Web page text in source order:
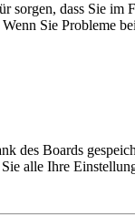
dass Sie
Sie Probleme
des Boards
alle Ihre